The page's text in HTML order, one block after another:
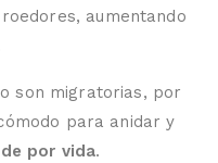
aumentando
son migratorias, por
para anidar y
por vida.